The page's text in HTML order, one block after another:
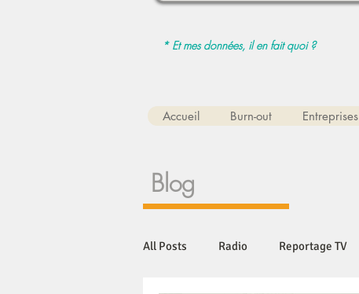
* Et mes données, il en fait quoi ?
Accueil Burn-out Entreprises
Blog
All Posts Radio Reportage TV